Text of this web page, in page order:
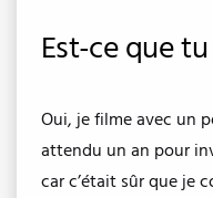
Est-ce que
Oui, je filme avec un
attendu un an pour
car c’était sûr que je